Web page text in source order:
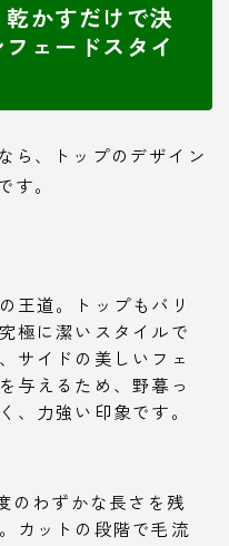
乾かすだけで決
ェードスタイ
ら、トップのデザイン
す。
王道。トップもバリ
極に潔いスタイルで
サイドの美しいフェ
与えるため、野暮っ
、力強い印象です。
のわずかな長さを残
カットの段階で毛流